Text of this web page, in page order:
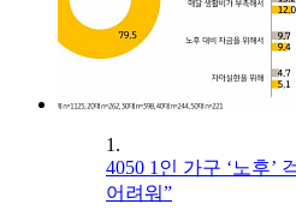
1.
4050 1인 가구 ‘노후’
어려워”